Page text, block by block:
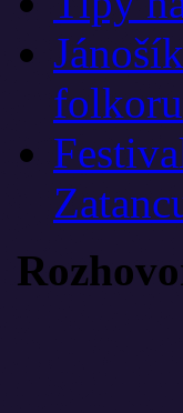
folkoru